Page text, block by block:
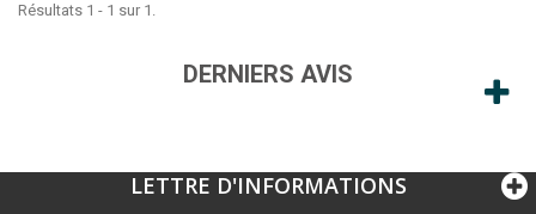
Résultats 1 - 1 sur 1.
DERNIERS AVIS
LETTRE D'INFORMATIONS